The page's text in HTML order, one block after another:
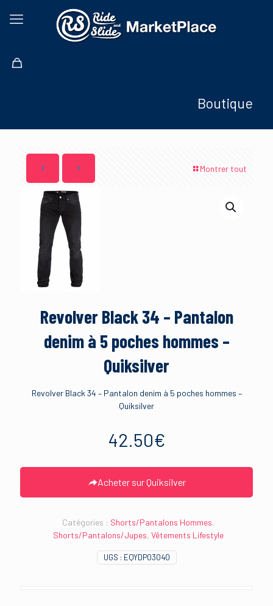
Boutique
Montrer tout
Revolver Black 34 – Pantalon
denim à 5 poches hommes –
Quiksilver
Revolver Black 34 – Pantalon denim à 5 poches hommes –
Quiksilver
42.50€
Acheter sur Quiksilver
UGS : EQYDP03040
Catégories : Shorts/Pantalons Hommes,
Shorts/Pantalons/Jupes, Vêtements Lifestyle